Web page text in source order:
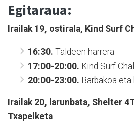
Egitaraua:
Irailak 19, ostirala, Kind Surf
16:30. Taldeen harrera.
17:00-20:00. Kind Surf
20:00-23:00. Barbakoa
Irailak 20, larunbata, Shelter
Txapelketa